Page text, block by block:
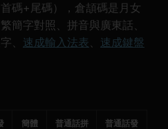
首碼+尾碼），倉頡碼是月女
簡字對照、拼音與廣東話、
、 速成輸入法表、 速成鍵盤
簡體
普通話拼
普通話發